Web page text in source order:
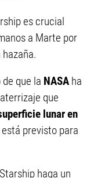
es crucial
a Marte por
que la NASA ha
que
lunar en
previsto para
haga un